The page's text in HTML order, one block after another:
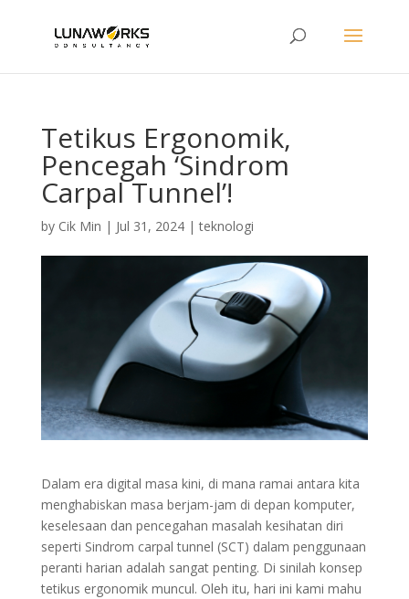
Tetikus Ergonomik,
Pencegah ‘Sindrom
Carpal Tunnel’!
by Cik Min | Jul 31, 2024|teknologi
Dalam era digital masa kini, di mana ramai antara kita
menghabiskan masa berjam-jam di depan komputer,
keselesaan dan pencegahan masalah kesihatan diri
seperti Sindrom carpal tunnel (SCT) dalam penggunaan
peranti harian adalah sangat penting. Di sinilah konsep
tetikus ergonomik muncul. Oleh itu, hari ini kami mahu